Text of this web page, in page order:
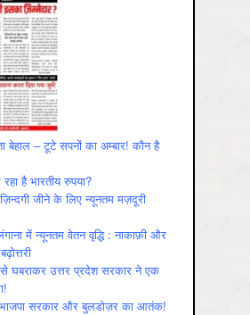
बेहाल – टूटे सपनों का अम्बार! कौन है
रहा है भारतीय रुपया?
जीने के लिए न्यूनतम मज़दूरी
में न्यूनतम वेतन वृद्धि : नाकाफ़ी और
घबराकर उत्तर प्रदेश सरकार ने एक
भाजपा सरकार और बुलडोज़र का आतंक!